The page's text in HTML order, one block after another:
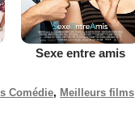
Sexe entre amis
Comédie, Meilleurs films